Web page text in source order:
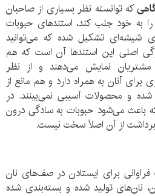
که توانسته نظر بسیاری از صاحبان
به خود جلب کند، استندهای حبوبات
شیشه‌ای تشکیل شده که می‌توانید
اصلی این استندها آن است که هم
نمایش می‌دهند و از نظر
برای آنان به همراه دارد و هم مانع از
و محصولات آسیبی نمی‌بینند. در
باعث می‌شود حبوبات به سادگی درون
از آن اصلاً سخت نیست.
فراوانی برای ایستادن در صف‌های نان
نان‌های تولید شده و بسته‌بندی شده